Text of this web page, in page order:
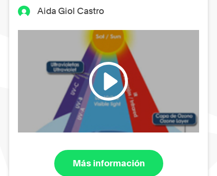
Aida Giol Castro
Más información